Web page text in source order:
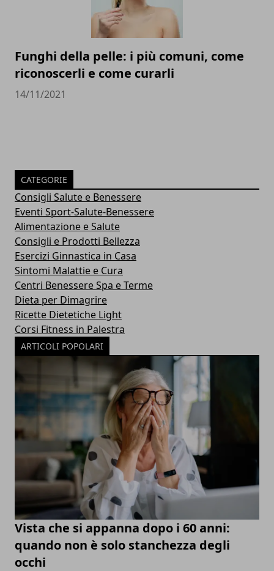
Funghi della pelle: i più comuni, come
riconoscerli e come curarli
14/11/2021
CATEGORIE
Consigli Salute e Benessere
Eventi Sport-Salute-Benessere
Alimentazione e Salute
Consigli e Prodotti Bellezza
Esercizi Ginnastica in Casa
Sintomi Malattie e Cura
Centri Benessere Spa e Terme
Dieta per Dimagrire
Ricette Dietetiche Light
Corsi Fitness in Palestra
ARTICOLI POPOLARI
Vista che si appanna dopo i 60 anni:
quando non è solo stanchezza degli
occhi